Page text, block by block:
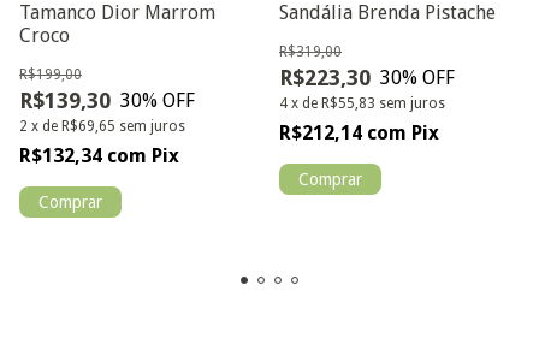
Tamanco Dior Marrom
Croco
R$139,30
R$199,00
30% OFF
2 x de R$69,65 sem juros
R$132,34 com Pix
Comprar
Sandália Brenda Pistache
R$223,30
R$319,00
30% OFF
4 x de R$55,83 sem juros
R$212,14 com Pix
Comprar